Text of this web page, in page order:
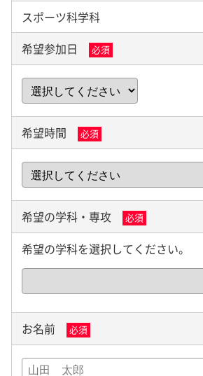
スポーツ科学科
希望参加日
必須
希望時間 必須
希望の学科・専攻 必須
希望の学科を選択してください。
お名前 必須